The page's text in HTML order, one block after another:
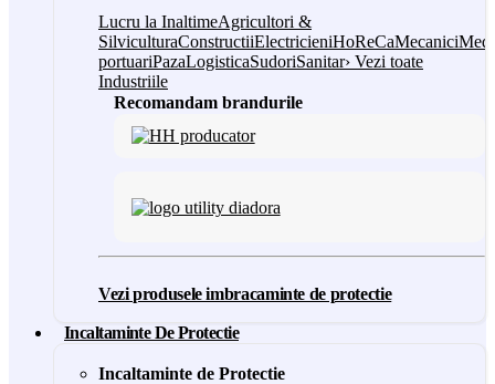
Lucru la InaltimeAgricultori &
SilviculturaConstructiiElectricieniHoReCaMecanici
portuariPazaLogisticaSudoriSanitar› Vezi toate
Industriile
Recomandam brandurile
Vezi produsele imbracaminte de protectie
Incaltaminte De Protectie
Incaltaminte de Protectie